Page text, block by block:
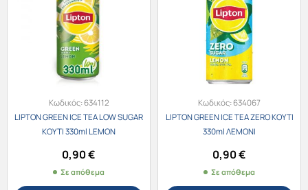
Κωδικός:634112
LIPTON GREEN ICE TEA LOW SUGAR
ΚΟΥΤΙ 330ml LEMON
0,90€
Σε απόθεμα
Κωδικός:634067
LIPTON GREEN ICE TEA ZERO ΚΟΥΤΙ
330ml ΛΕΜΟΝΙ
0,90€
Σε απόθεμα